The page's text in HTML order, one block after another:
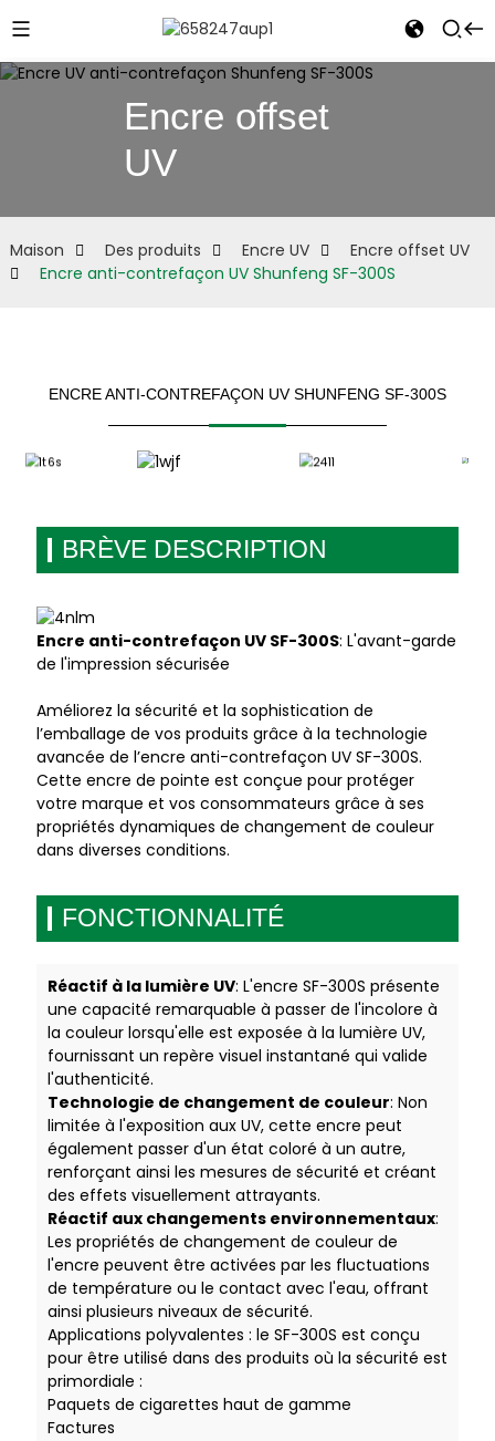
Encre offset
UV
Maison Des produits Encre UV
Encre offset UV
Encre anti-contrefaçon UV Shunfeng SF-300S
ENCRE ANTI-CONTREFAÇON UV SHUNFENG SF-300S
BRÈVE DESCRIPTION
Encre anti-contrefaçon UV SF-300S: L'avant-garde
de l'impression sécurisée
Améliorez la sécurité et la sophistication de
l’emballage de vos produits grâce à la technologie
avancée de l’encre anti-contrefaçon UV SF-300S.
Cette encre de pointe est conçue pour protéger
votre marque et vos consommateurs grâce à ses
propriétés dynamiques de changement de couleur
dans diverses conditions.
FONCTIONNALITÉ
Réactif à la lumière UV: L'encre SF-300S présente
une capacité remarquable à passer de l'incolore à
la couleur lorsqu'elle est exposée à la lumière UV,
fournissant un repère visuel instantané qui valide
l'authenticité.
Technologie de changement de couleur: Non
limitée à l'exposition aux UV, cette encre peut
également passer d'un état coloré à un autre,
renforçant ainsi les mesures de sécurité et créant
des effets visuellement attrayants.
Réactif aux changements environnementaux:
Les propriétés de changement de couleur de
l'encre peuvent être activées par les fluctuations
de température ou le contact avec l'eau, offrant
ainsi plusieurs niveaux de sécurité.
Applications polyvalentes : le SF-300S est conçu
pour être utilisé dans des produits où la sécurité est
primordiale :
Paquets de cigarettes haut de gamme
Factures